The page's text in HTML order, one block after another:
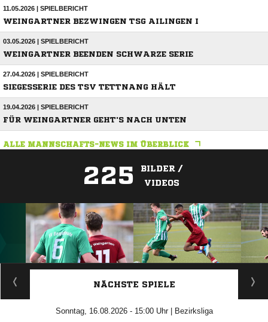
11.05.2026 | SPIELBERICHT
WEINGARTNER BEZWINGEN TSG AILINGEN I
03.05.2026 | SPIELBERICHT
WEINGARTNER BEENDEN SCHWARZE SERIE
27.04.2026 | SPIELBERICHT
SIEGESSERIE DES TSV TETTNANG HÄLT
19.04.2026 | SPIELBERICHT
FÜR WEINGARTNER GEHT'S NACH UNTEN
ALLE MANNSCHAFTS-NEWS IM ÜBERBLICK
225
BILDER /
VIDEOS
ANZEIGE
NÄCHSTE SPIELE
Sonntag, 16.08.2026 - 15:00 Uhr | Bezirksliga